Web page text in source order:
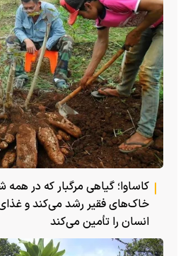
کاساوا؛ گیاهی مرگبار که در
خاک‌های فقیر رشد می‌کند و
انسان را تأمین می‌کند